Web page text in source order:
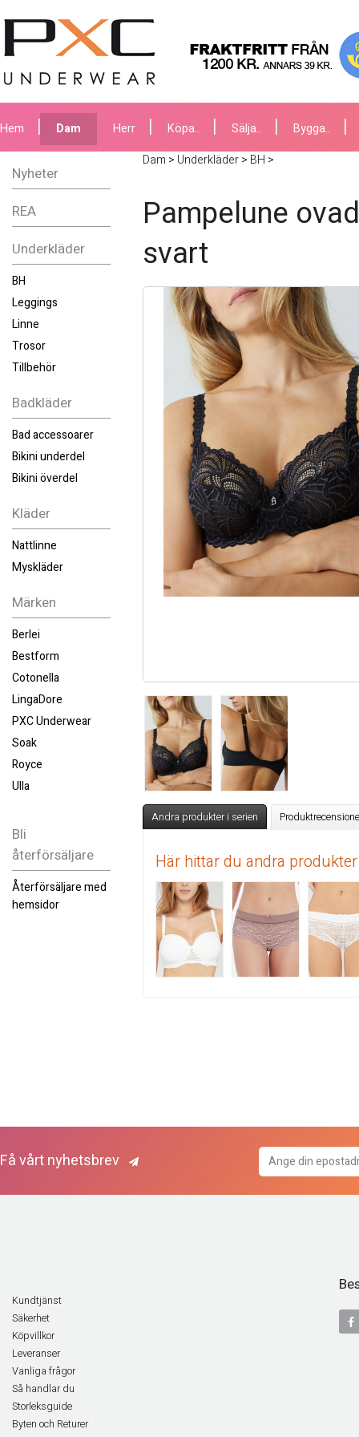
Hem Dam Herr Köpa.. Sälja.. Bygga..
Nyheter
REA
Underkläder
BH
Leggings
Linne
Trosor
Tillbehör
Badkläder
Bad accessoarer
Bikini underdel
Bikini överdel
Kläder
Nattlinne
Myskläder
Märken
Berlei
Bestform
Cotonella
LingaDore
PXC Underwear
Soak
Royce
Ulla
Bli
återförsäljare
Återförsäljare med
hemsidor
Dam > Underkläder> BH >
Pampelune
svart
Andra produkter i serien
Här hittar du andra
Få vårt nyhetsbrev
Kundtjänst
Säkerhet
Köpvillkor
Leveranser
Vanliga frågor
Så handlar du
Storleksguide
Byten och Returer